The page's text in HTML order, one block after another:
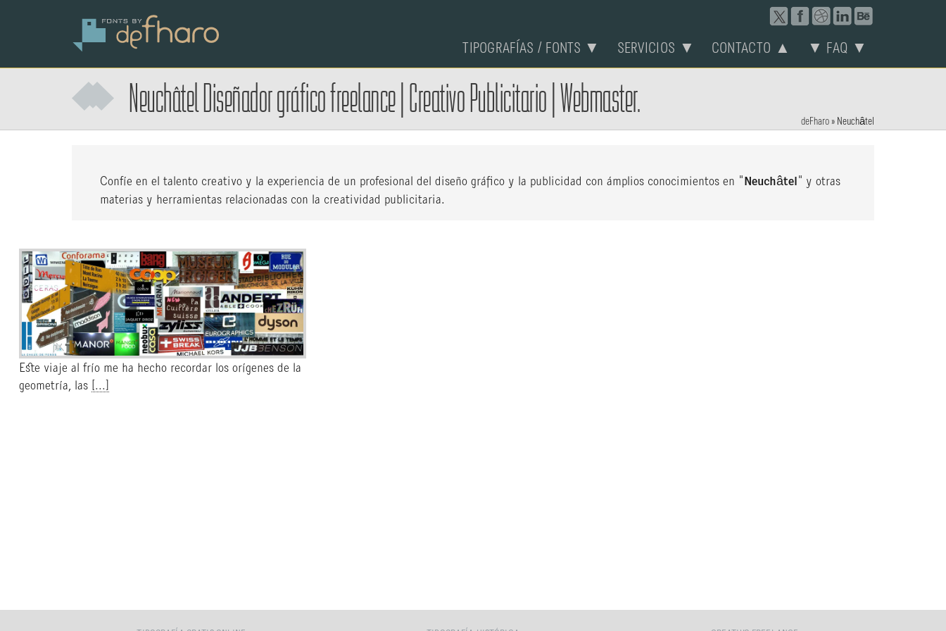
TIPOGRAFÍAS / FONTS ▼ SERVICIOS ▼ CONTACTO ▲ ▼ FAQ ▼
Neuchâtel Diseñador gráficofreelance Creativo Publicitario Webmaster.
deFharo » Neuchâtel
Confíe en el talento creativo y la experiencia de un profesional del diseño gráfico y la publicidad con ámplios conocimientos en "Neuchâtel" y otras
materias y herramientas relacionadas con la creatividad publicitaria.
Este viaje al frío me ha hecho recordar los orígenes de la
geometría, las
[...]